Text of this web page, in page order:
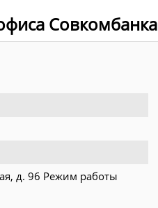
Совкомбанка
д. 96 Режим работы